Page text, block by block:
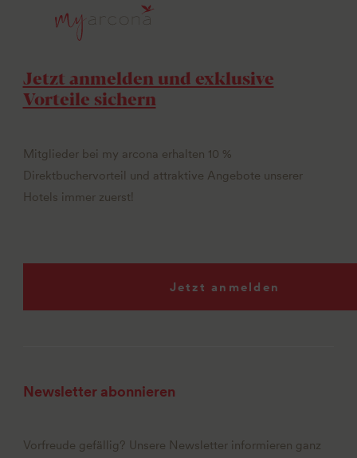
Jetzt anmelden und exklusive
Vorteile sichern
Mitglieder bei my arcona erhalten 10 %
Direktbuchervorteil und attraktive Angebote unserer
Hotels immer zuerst!
Jetzt anmelden
Newsletter abonnieren
Vorfreude gefällig? Unsere Newsletter informieren ganz